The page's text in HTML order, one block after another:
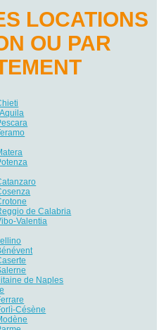
LOCATIONS
OU PAR
de Calabria
Valentia
de Naples
Césène